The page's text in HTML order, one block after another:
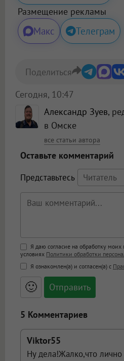
Размещение рекламы
Макс Телеграм
Александр Зуев,
в Омске
все статьи автора
Сегодня, 10:47
Поделиться
Оставьте комментарий
Представьтесь
Поддержка HTML
<b>, <strong>, <u>, <i>,
<small>, <sup>, <sub>,
<blockquote>, <code>
адреса URL
ссылками, и [img]адрес[/
Я даю согласие на обработку
условиях Политики обработки
Я ознакомлен(а) и согласен(а) с
🙂
5 Комментариев
Viktor55
Ну дела!Жалко,что лично